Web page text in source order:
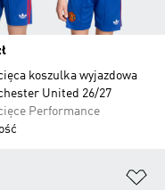
koszulka wyjazdowa
United 26/27
Performance